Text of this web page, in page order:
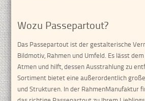
Wozu Passepartout?
Das Passepartout ist der gestalterische
Bildmotiv, Rahmen und Umfeld. Es lässt
Atmen und hilft, dessen Ausstrahlung zu
Sortiment bietet eine außerordentlich
und Strukturen. In der RahmenManufaktur